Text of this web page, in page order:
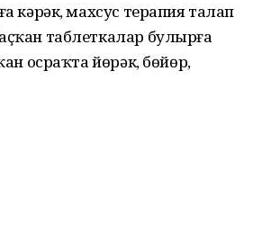
кәрәк, махсус терапия талап
таблеткалар булырға
осраҡта йөрәк, бөйөр,